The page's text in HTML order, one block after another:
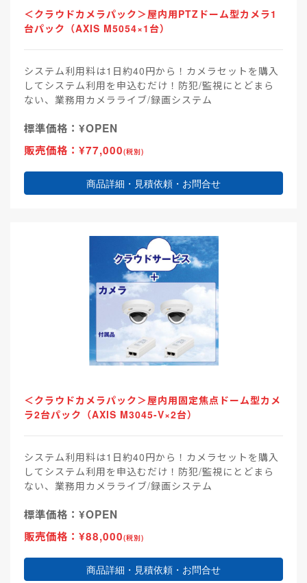
＜クラウドカメラパック＞屋内用PTZドーム型カメラ1
台パック（AXIS M5054×1台）
システム利用料は1日約40円から！カメラセットを購入
してシステム利用を申込むだけ！防犯/監視にとどまら
ない、業務用カメラライブ/録画システム
標準価格：¥OPEN
販売価格：¥77,000(税別)
商品詳細・見積依頼・お問合せ
＜クラウドカメラパック＞屋内用固定焦点ドーム型カメ
ラ2台パック（AXIS M3045-V×2台）
システム利用料は1日約40円から！カメラセットを購入
してシステム利用を申込むだけ！防犯/監視にとどまら
ない、業務用カメラライブ/録画システム
標準価格：¥OPEN
販売価格：¥88,000(税別)
商品詳細・見積依頼・お問合せ